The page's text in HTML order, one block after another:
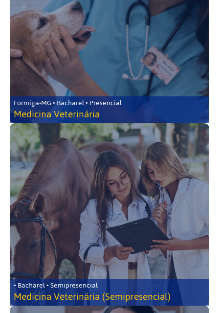
Formiga-MG • Bacharel • Presencial
Medicina Veterinária
• Bacharel • Semipresencial
Medicina Veterinária (Semipresencial)